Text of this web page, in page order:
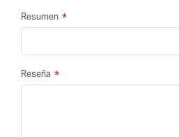
Resumen
Reseña